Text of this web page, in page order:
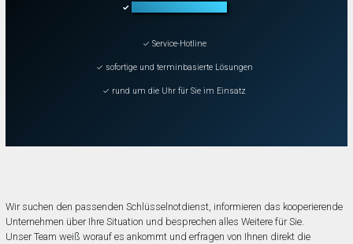
✓
✓ Service-Hotline
✓ sofortige und terminbasierte Lösungen
✓ rund um die Uhr für Sie im Einsatz
Wir suchen den passenden Schlüsselnotdienst, informieren das kooperierende
Unternehmen über Ihre Situation und besprechen alles Weitere für Sie.
Unser Team weiß worauf es ankommt und erfragen von Ihnen direkt die